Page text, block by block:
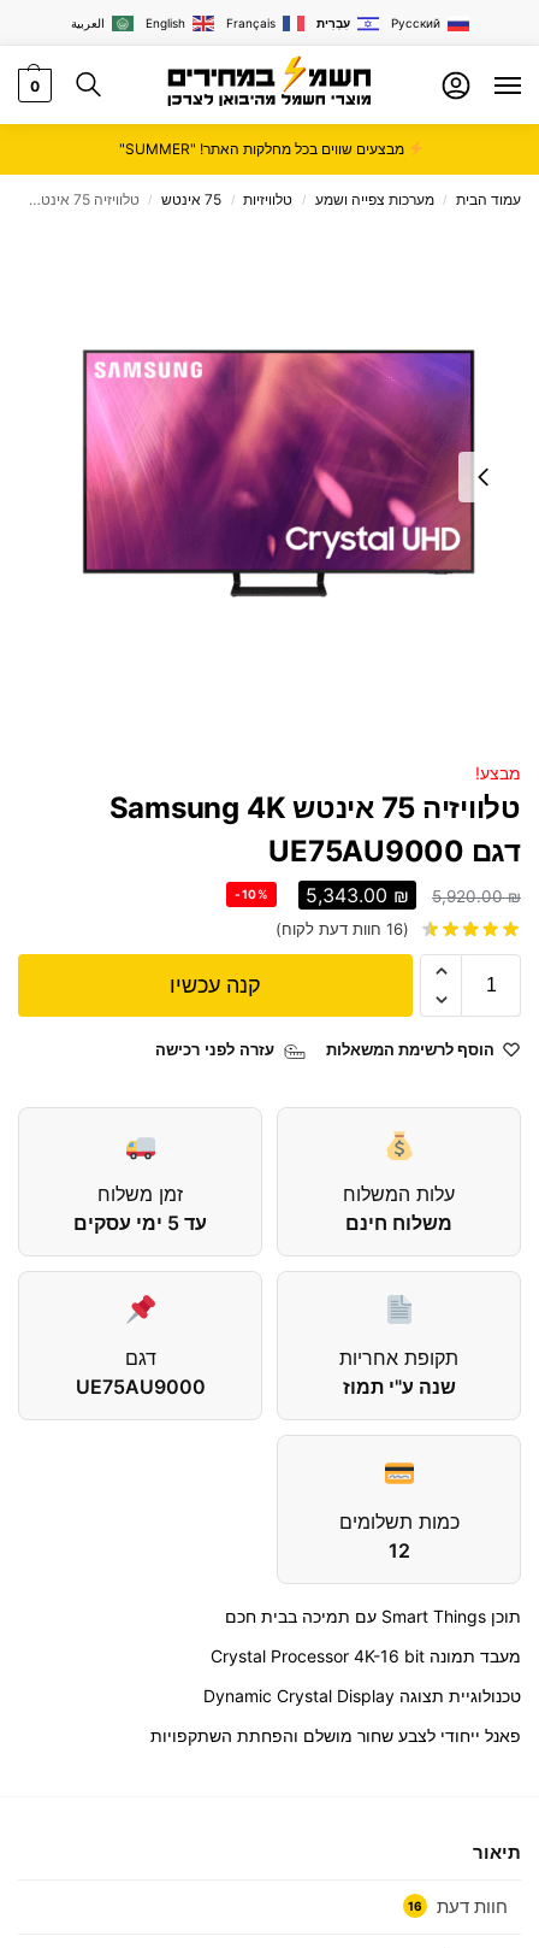
العربية English Français עִבְרִית Русский
0
מבצעים שווים בכל מחלקות האתר! "SUMMER"
עמוד הבית / מערכות צפייה ושמע / טלוויזיות / 75 אינטש / טלוויזיה 75 אינטש Samsung 4K דגם UE75AU9000
מבצע!
טלוויזיה 75 אינטש Samsung 4K
דגם UE75AU9000
5,920.00₪
5,343.00 ₪
-10%
(
16 חוות דעת לקוח)
קנה עכשיו
הוסף לרשימת המשאלות עזרה לפני רכישה
עלות המשלוח
משלוח חינם
זמן משלוח
עד 5 ימי עסקים
תקופת אחריות
שנה ע"י תמוז
דגם
UE75AU9000
כמות תשלומים
12
תוכן Smart Things עם תמיכה בבית חכם
מעבד תמונה Crystal Processor 4K-16 bit
טכנולוגיית תצוגה Dynamic Crystal Display
פאנל ייחודי לצבע שחור מושלם והפחתת השתקפויות
תיאור
חוות דעת 16